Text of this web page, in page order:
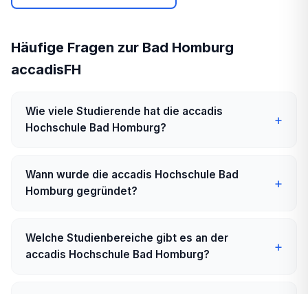
Häufige Fragen zur Bad Homburg
accadisFH
Wie viele Studierende hat die accadis
Hochschule Bad Homburg?
Wann wurde die accadis Hochschule Bad
Homburg gegründet?
Welche Studienbereiche gibt es an der
accadis Hochschule Bad Homburg?